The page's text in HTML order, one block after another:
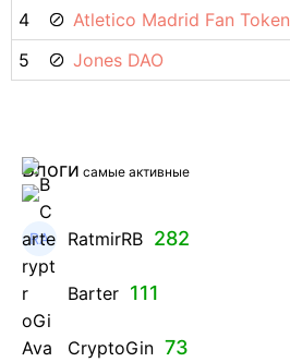
4 Atletico Madrid Fan Token
5
Jones DAO
Блоги самые активные
RatmirRB 282
Barter 111
CryptoGin 73